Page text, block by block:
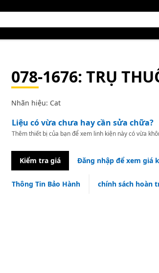
078-1676: TRỤ
Nhãn hiệu: Cat
Liệu có vừa chưa hay cần sửa chữa?
Thêm thiết bị của bạn để xem linh kiện này có vừa
Kiểm tra giá Đăng nhập để xem giá
Thông Tin Bảo Hành chính sách hoàn